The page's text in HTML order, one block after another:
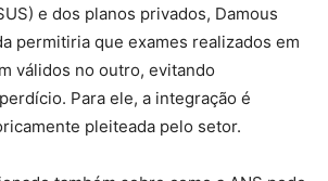
e dos planos privados, Damous
permitiria que exames realizados em
válidos no outro, evitando
Para ele, a integração é
pleiteada pelo setor.